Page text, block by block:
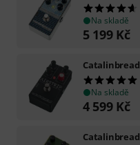
Na skladě
5 199 Kč
Catalinbread
Na skladě
4 599 Kč
Catalinbread